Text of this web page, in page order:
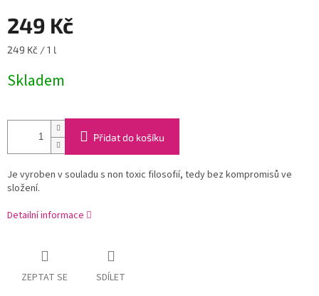
249 Kč
Měrná
249 Kč / 1 l
Skladem
Přidat do košíku
Je vyroben v souladu s non toxic filosofií, tedy bez kompromisů ve
složení.
Detailní informace
ZEPTAT SE SDÍLET